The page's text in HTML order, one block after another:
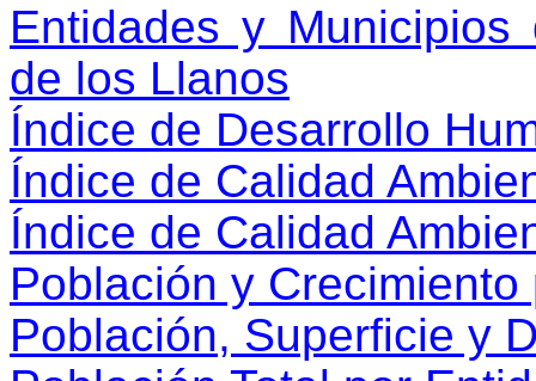
Entidades y
de los Llanos
Índice de Desarrollo
Índice de Calidad
Índice de Calidad
Población y Crecimiento
Población, Superficie y